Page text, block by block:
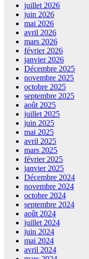
juillet 2026
juin 2026
mai 2026
avril 2026
mars 2026
février 2026
janvier 2026
Décembre 2025
novembre 2025
octobre 2025
septembre 2025
août 2025
juillet 2025
juin 2025
mai 2025
avril 2025
mars 2025
février 2025
janvier 2025
Décembre 2024
novembre 2024
octobre 2024
septembre 2024
août 2024
juillet 2024
juin 2024
mai 2024
avril 2024